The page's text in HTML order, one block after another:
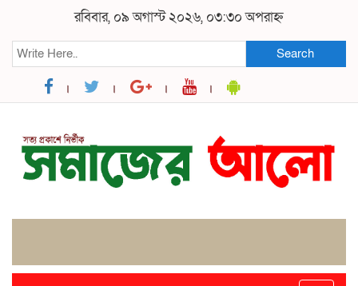
রবিবার, ০৯ অগাস্ট ২০২৬, ০৩:৩০ অপরাহ্ন
Search